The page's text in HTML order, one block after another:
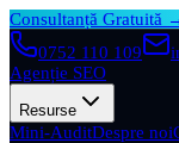
Consultanță Gratuită
0752 110 109
Agenție SEO
Resurse
Mini-AuditDespre noi